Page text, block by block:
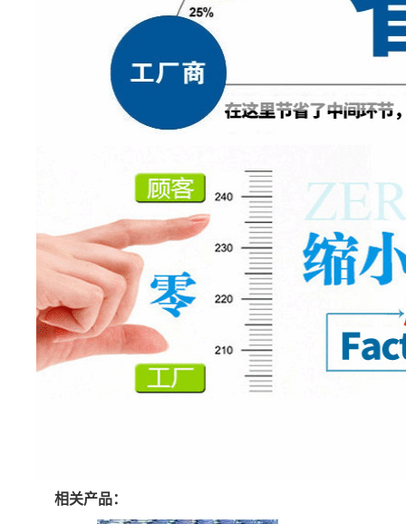
相关产品：